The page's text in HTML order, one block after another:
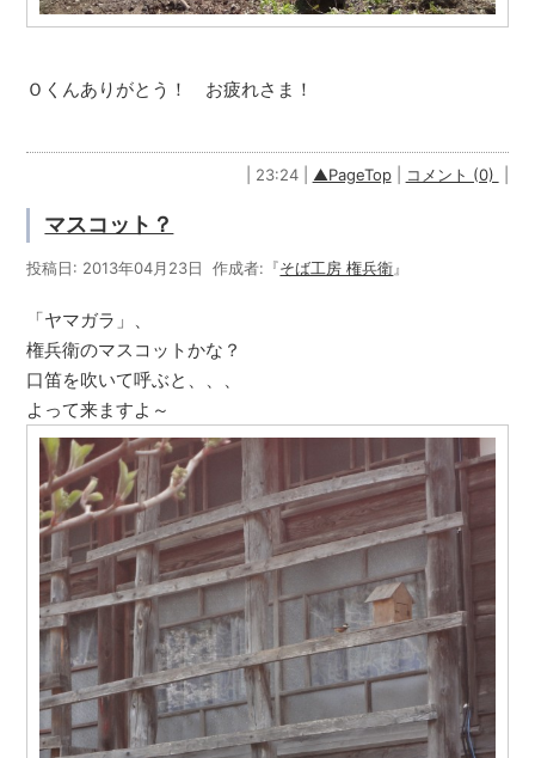
Ｏくんありがとう！ お疲れさま！
| 23:24 | ▲PageTop| コメント (0)
マスコット？
投稿日: 2013年04月23日 作成者:『そば工房 権兵衛』
「ヤマガラ」、
権兵衛のマスコットかな？
口笛を吹いて呼ぶと、、、
よって来ますよ～